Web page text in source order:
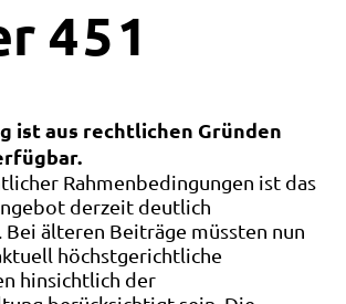
4 5 1
ist aus rechtlichen Gründen
Rahmenbedingungen ist das
derzeit deutlich
Bei älteren Beiträge müssten nun
höchstgerichtliche
hinsichtlich der